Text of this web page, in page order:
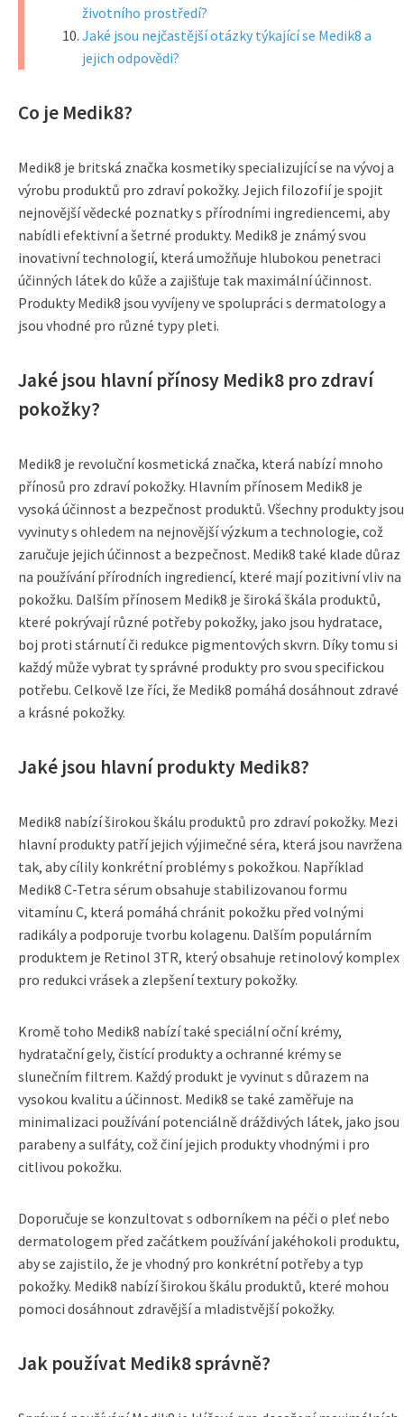
životního prostředí?
Jaké jsou nejčastější otázky týkající se Medik8 a
jejich odpovědi?
Co je Medik8?
Medik8 je britská značka kosmetiky specializující se na vývoj a
výrobu produktů pro zdraví pokožky. Jejich filozofií je spojit
nejnovější vědecké poznatky s přírodními ingrediencemi, aby
nabídli efektivní a šetrné produkty. Medik8 je známý svou
inovativní technologií, která umožňuje hlubokou penetraci
účinných látek do kůže a zajišťuje tak maximální účinnost.
Produkty Medik8 jsou vyvíjeny ve spolupráci s dermatology a
jsou vhodné pro různé typy pleti.
Jaké jsou hlavní přínosy Medik8 pro zdraví
pokožky?
Medik8 je revoluční kosmetická značka, která nabízí mnoho
přínosů pro zdraví pokožky. Hlavním přínosem Medik8 je
vysoká účinnost a bezpečnost produktů. Všechny produkty jsou
vyvinuty s ohledem na nejnovější výzkum a technologie, což
zaručuje jejich účinnost a bezpečnost. Medik8 také klade důraz
na používání přírodních ingrediencí, které mají pozitivní vliv na
pokožku. Dalším přínosem Medik8 je široká škála produktů,
které pokrývají různé potřeby pokožky, jako jsou hydratace,
boj proti stárnutí či redukce pigmentových skvrn. Díky tomu si
každý může vybrat ty správné produkty pro svou specifickou
potřebu. Celkově lze říci, že Medik8 pomáhá dosáhnout zdravé
a krásné pokožky.
Jaké jsou hlavní produkty Medik8?
Medik8 nabízí širokou škálu produktů pro zdraví pokožky. Mezi
hlavní produkty patří jejich výjimečné séra, která jsou navržena
tak, aby cílily konkrétní problémy s pokožkou. Například
Medik8 C-Tetra sérum obsahuje stabilizovanou formu
vitamínu C, která pomáhá chránit pokožku před volnými
radikály a podporuje tvorbu kolagenu. Dalším populárním
produktem je Retinol 3TR, který obsahuje retinolový komplex
pro redukci vrásek a zlepšení textury pokožky.
Kromě toho Medik8 nabízí také speciální oční krémy,
hydratační gely, čistící produkty a ochranné krémy se
slunečním filtrem. Každý produkt je vyvinut s důrazem na
vysokou kvalitu a účinnost. Medik8 se také zaměřuje na
minimalizaci používání potenciálně dráždivých látek, jako jsou
parabeny a sulfáty, což činí jejich produkty vhodnými i pro
citlivou pokožku.
Doporučuje se konzultovat s odborníkem na péči o pleť nebo
dermatologem před začátkem používání jakéhokoli produktu,
aby se zajistilo, že je vhodný pro konkrétní potřeby a typ
pokožky. Medik8 nabízí širokou škálu produktů, které mohou
pomoci dosáhnout zdravější a mladistvější pokožky.
Jak používat Medik8 správně?